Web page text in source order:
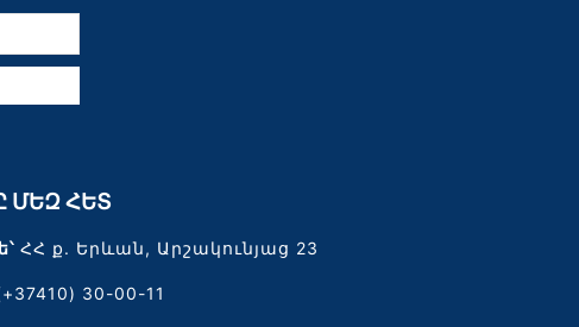
ՄԵԶ ՀԵՏ
ՀՀ ք. Երևան, Արշակունյաց 23
30-00-11